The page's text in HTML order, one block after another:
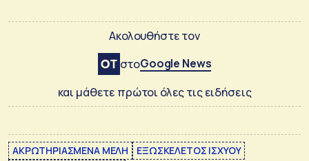
Ακολουθήστε τον
στοGoogle News
και μάθετε πρώτοι όλες τις ειδήσεις
ΑΚΡΩΤΗΡΙΑΣΜΕΝΑ ΜΕΛΗ
ΕΞΩΣΚΕΛΕΤΟΣ ΙΣΧΥΟΥ